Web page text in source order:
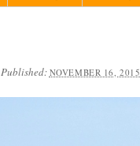
Published: NOVEMBER 16, 2015